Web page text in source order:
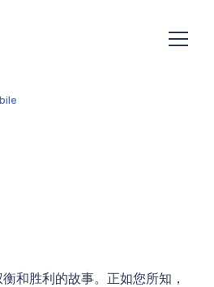
和胜利的故事。正如您所知，